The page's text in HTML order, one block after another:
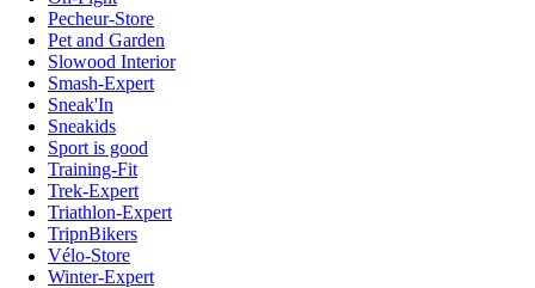
Pecheur-Store
Pet and Garden
Slowood Interior
Smash-Expert
Sneak'In
Sneakids
Sport is good
Training-Fit
Trek-Expert
Triathlon-Expert
TripnBikers
Vélo-Store
Winter-Expert